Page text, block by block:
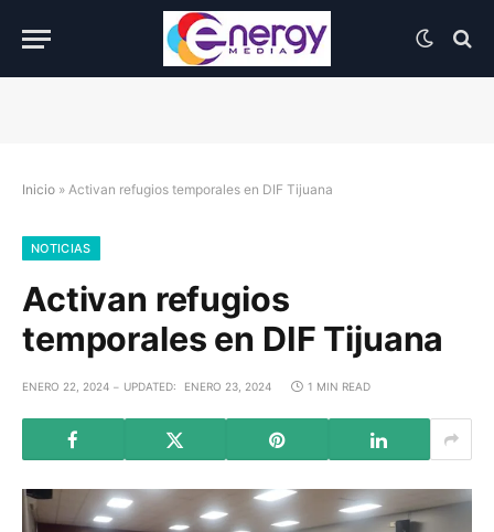
Inicio » Activan refugios temporales en DIF Tijuana
NOTICIAS
Activan refugios
temporales en DIF Tijuana
ENERO 22, 2024 UPDATED: ENERO 23, 2024 1 MIN READ